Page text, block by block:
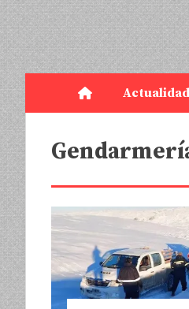
Actualidad